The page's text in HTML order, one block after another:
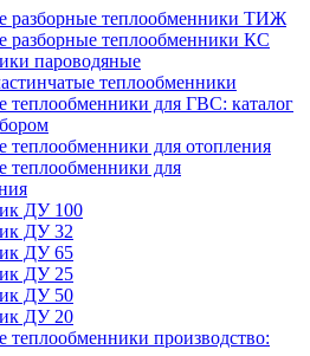
разборные теплообменники ТИЖ
разборные теплообменники КC
пароводяные
теплообменники
теплообменники для ГВС: каталог
теплообменники для отопления
теплообменники для
ДУ 100
ДУ 32
ДУ 65
ДУ 25
ДУ 50
ДУ 20
теплообменники производство: